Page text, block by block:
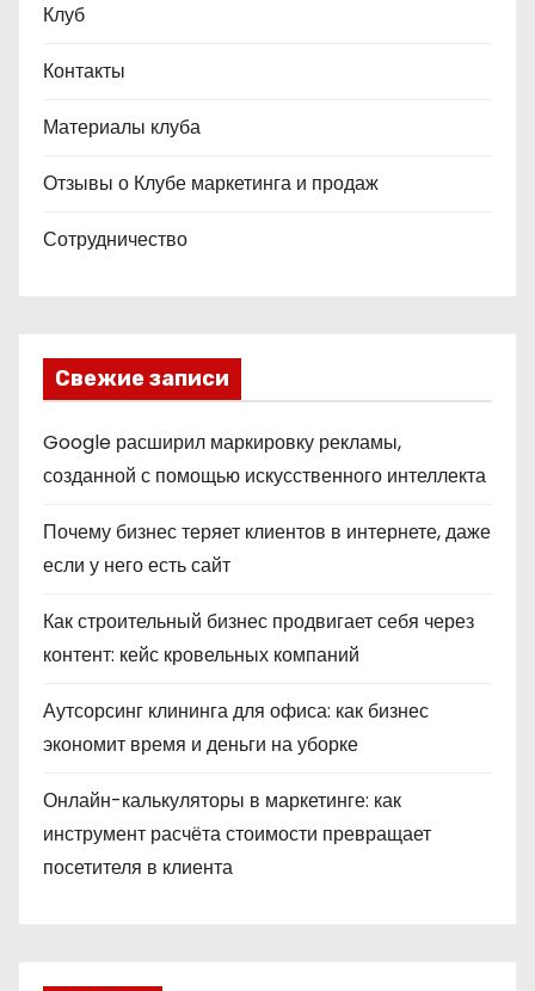
Клуб
Контакты
Материалы клуба
Отзывы о Клубе маркетинга и продаж
Сотрудничество
Свежие записи
Google расширил маркировку рекламы,
созданной с помощью искусственного интеллекта
Почему бизнес теряет клиентов в интернете, даже
если у него есть сайт
Как строительный бизнес продвигает себя через
контент: кейс кровельных компаний
Аутсорсинг клининга для офиса: как бизнес
экономит время и деньги на уборке
Онлайн-калькуляторы в маркетинге: как
инструмент расчёта стоимости превращает
посетителя в клиента